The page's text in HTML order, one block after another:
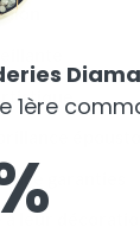
garanties
leur
1ère